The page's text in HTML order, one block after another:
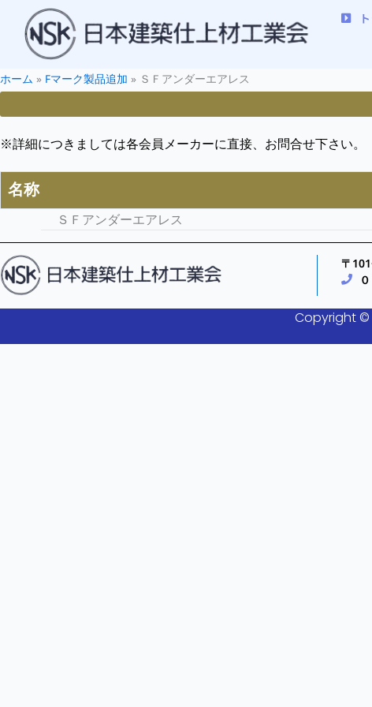
ホーム » Fマーク製品追加 » ＳＦアンダーエアレス
※詳細につきましては各会員メーカーに直接、お問合せ下さい。
名称
ＳＦアンダーエアレス
〒
Copyright ©